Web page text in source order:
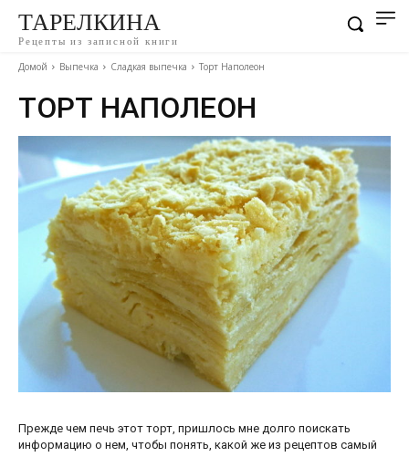
ТАРЕЛКИНА
Рецепты из записной книги
Домой Выпечка Сладкая выпечка Торт Наполеон
ТОРТ НАПОЛЕОН
Прежде чем печь этот торт, пришлось мне долго поискать
информацию о нем, чтобы понять, какой же из рецептов самый